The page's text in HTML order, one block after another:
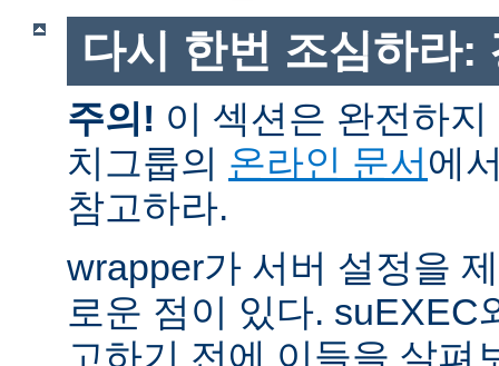
다시 한번 조심하라:
주의! 이 섹션은 완전하
치그룹의 온라인 문서에
참고하라.
wrapper가 서버 설정을
로운 점이 있다. suEXEC
고하기 전에 이들을 살펴